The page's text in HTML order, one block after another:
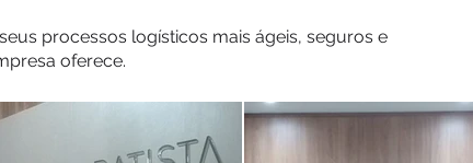
processos logísticos mais ágeis, seguros e
oferece.